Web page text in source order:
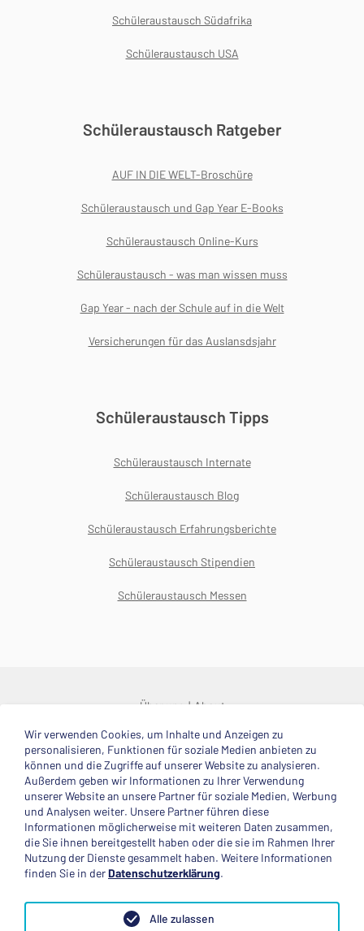
Schüleraustausch Südafrika
Schüleraustausch USA
Schüleraustausch Ratgeber
AUF IN DIE WELT-Broschüre
Schüleraustausch und Gap Year E-Books
Schüleraustausch Online-Kurs
Schüleraustausch - was man wissen muss
Gap Year - nach der Schule auf in die Welt
Versicherungen für das Auslansdsjahr
Schüleraustausch Tipps
Schüleraustausch Internate
Schüleraustausch Blog
Schüleraustausch Erfahrungsberichte
Schüleraustausch Stipendien
Schüleraustausch Messen
Über uns About
© 2025 Deutsche Stiftung Völkerverständigung
Impressum Datenschutzerklärung Kontakt
Mitglied im
Anerkannte Einsatzstelle
Wir verwenden Cookies, um Inhalte und Anzeigen zu
personalisieren, Funktionen für soziale Medien anbieten zu
können und die Zugriffe auf unserer Website zu analysieren.
Außerdem geben wir Informationen zu Ihrer Verwendung
unserer Website an unsere Partner für soziale Medien, Werbung
und Analysen weiter. Unsere Partner führen diese
Informationen möglicherweise mit weiteren Daten zusammen,
die Sie ihnen bereitgestellt haben oder die sie im Rahmen Ihrer
Nutzung der Dienste gesammelt haben. Weitere Informationen
finden Sie in derDatenschutzerklärung.
Alle zulassen